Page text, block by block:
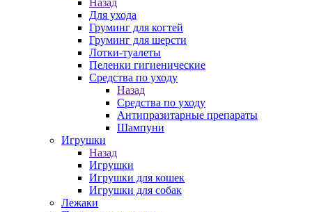
Назад
Для ухода
Груминг для когтей
Груминг для шерсти
Лотки-туалеты
Пеленки гигиенические
Средства по уходу
Назад
Средства по уходу
Антипразитарные препараты
Шампуни
Игрушки
Назад
Игрушки
Игрушки для кошек
Игрушки для собак
Лежаки